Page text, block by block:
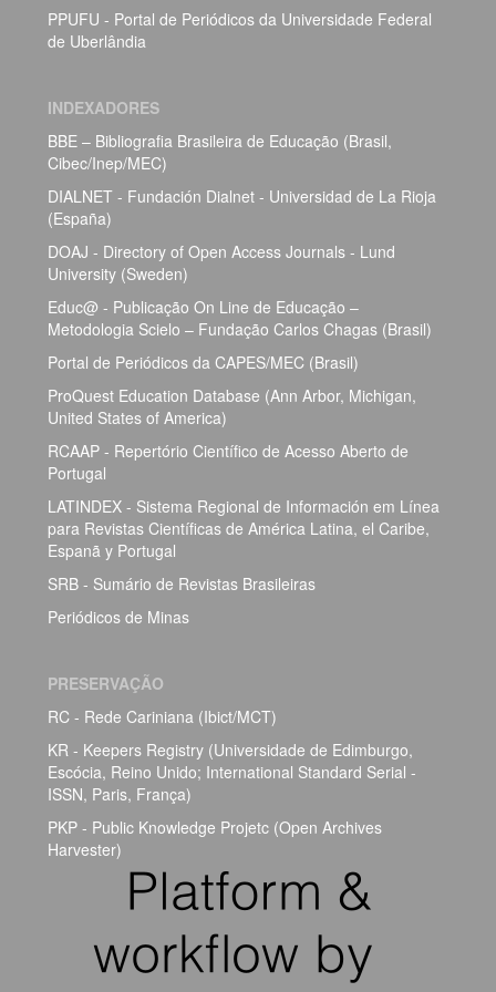
PPUFU - Portal de Periódicos da Universidade Federal
de Uberlândia
INDEXADORES
BBE – Bibliografia Brasileira de Educação (Brasil,
Cibec/Inep/MEC)
DIALNET - Fundación Dialnet - Universidad de La Rioja
(España)
DOAJ - Directory of Open Access Journals - Lund
University (Sweden)
Educ@ - Publicação On Line de Educação –
Metodologia Scielo – Fundação Carlos Chagas (Brasil)
Portal de Periódicos da CAPES/MEC (Brasil)
ProQuest Education Database (Ann Arbor, Michigan,
United States of America)
RCAAP - Repertório Científico de Acesso Aberto de
Portugal
LATINDEX - Sistema Regional de Información em Línea
para Revistas Científicas de América Latina, el Caribe,
Espanã y Portugal
SRB - Sumário de Revistas Brasileiras
Periódicos de Minas
PRESERVAÇÃO
RC - Rede Cariniana (Ibict/MCT)
KR - Keepers Registry (Universidade de Edimburgo,
Escócia, Reino Unido; International Standard Serial -
ISSN, Paris, França)
PKP - Public Knowledge Projetc (Open Archives
Harvester)